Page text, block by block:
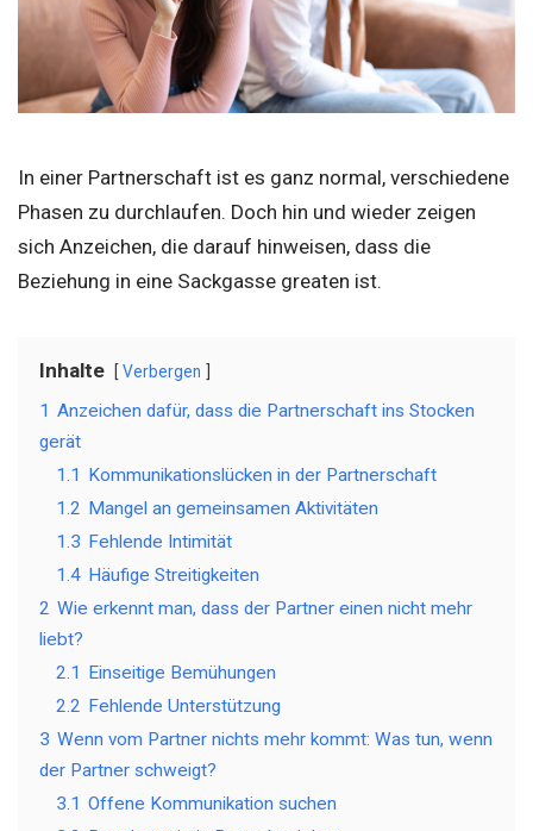
In einer Partnerschaft ist es ganz normal, verschiedene
Phasen zu durchlaufen. Doch hin und wieder zeigen
sich Anzeichen, die darauf hinweisen, dass die
Beziehung in eine Sackgasse greaten ist.
Inhalte Verbergen
1 Anzeichen dafür, dass die Partnerschaft ins Stocken
gerät
1.1 Kommunikationslücken in der Partnerschaft
1.2 Mangel an gemeinsamen Aktivitäten
1.3 Fehlende Intimität
1.4 Häufige Streitigkeiten
2 Wie erkennt man, dass der Partner einen nicht mehr
liebt?
2.1 Einseitige Bemühungen
2.2 Fehlende Unterstützung
3 Wenn vom Partner nichts mehr kommt: Was tun, wenn
der Partner schweigt?
3.1 Offene Kommunikation suchen